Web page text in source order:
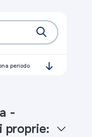
periodo
-
proprie: